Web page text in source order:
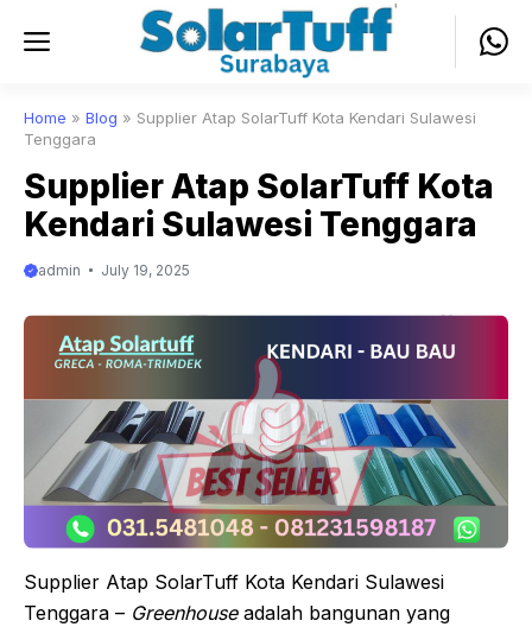
Menu
Home » Blog » Supplier Atap SolarTuff Kota Kendari Sulawesi
Tenggara
Supplier Atap SolarTuff Kota
Kendari Sulawesi Tenggara
admin July 19, 2025
Supplier Atap SolarTuff Kota Kendari Sulawesi
Tenggara – Greenhouseadalah bangunan yang